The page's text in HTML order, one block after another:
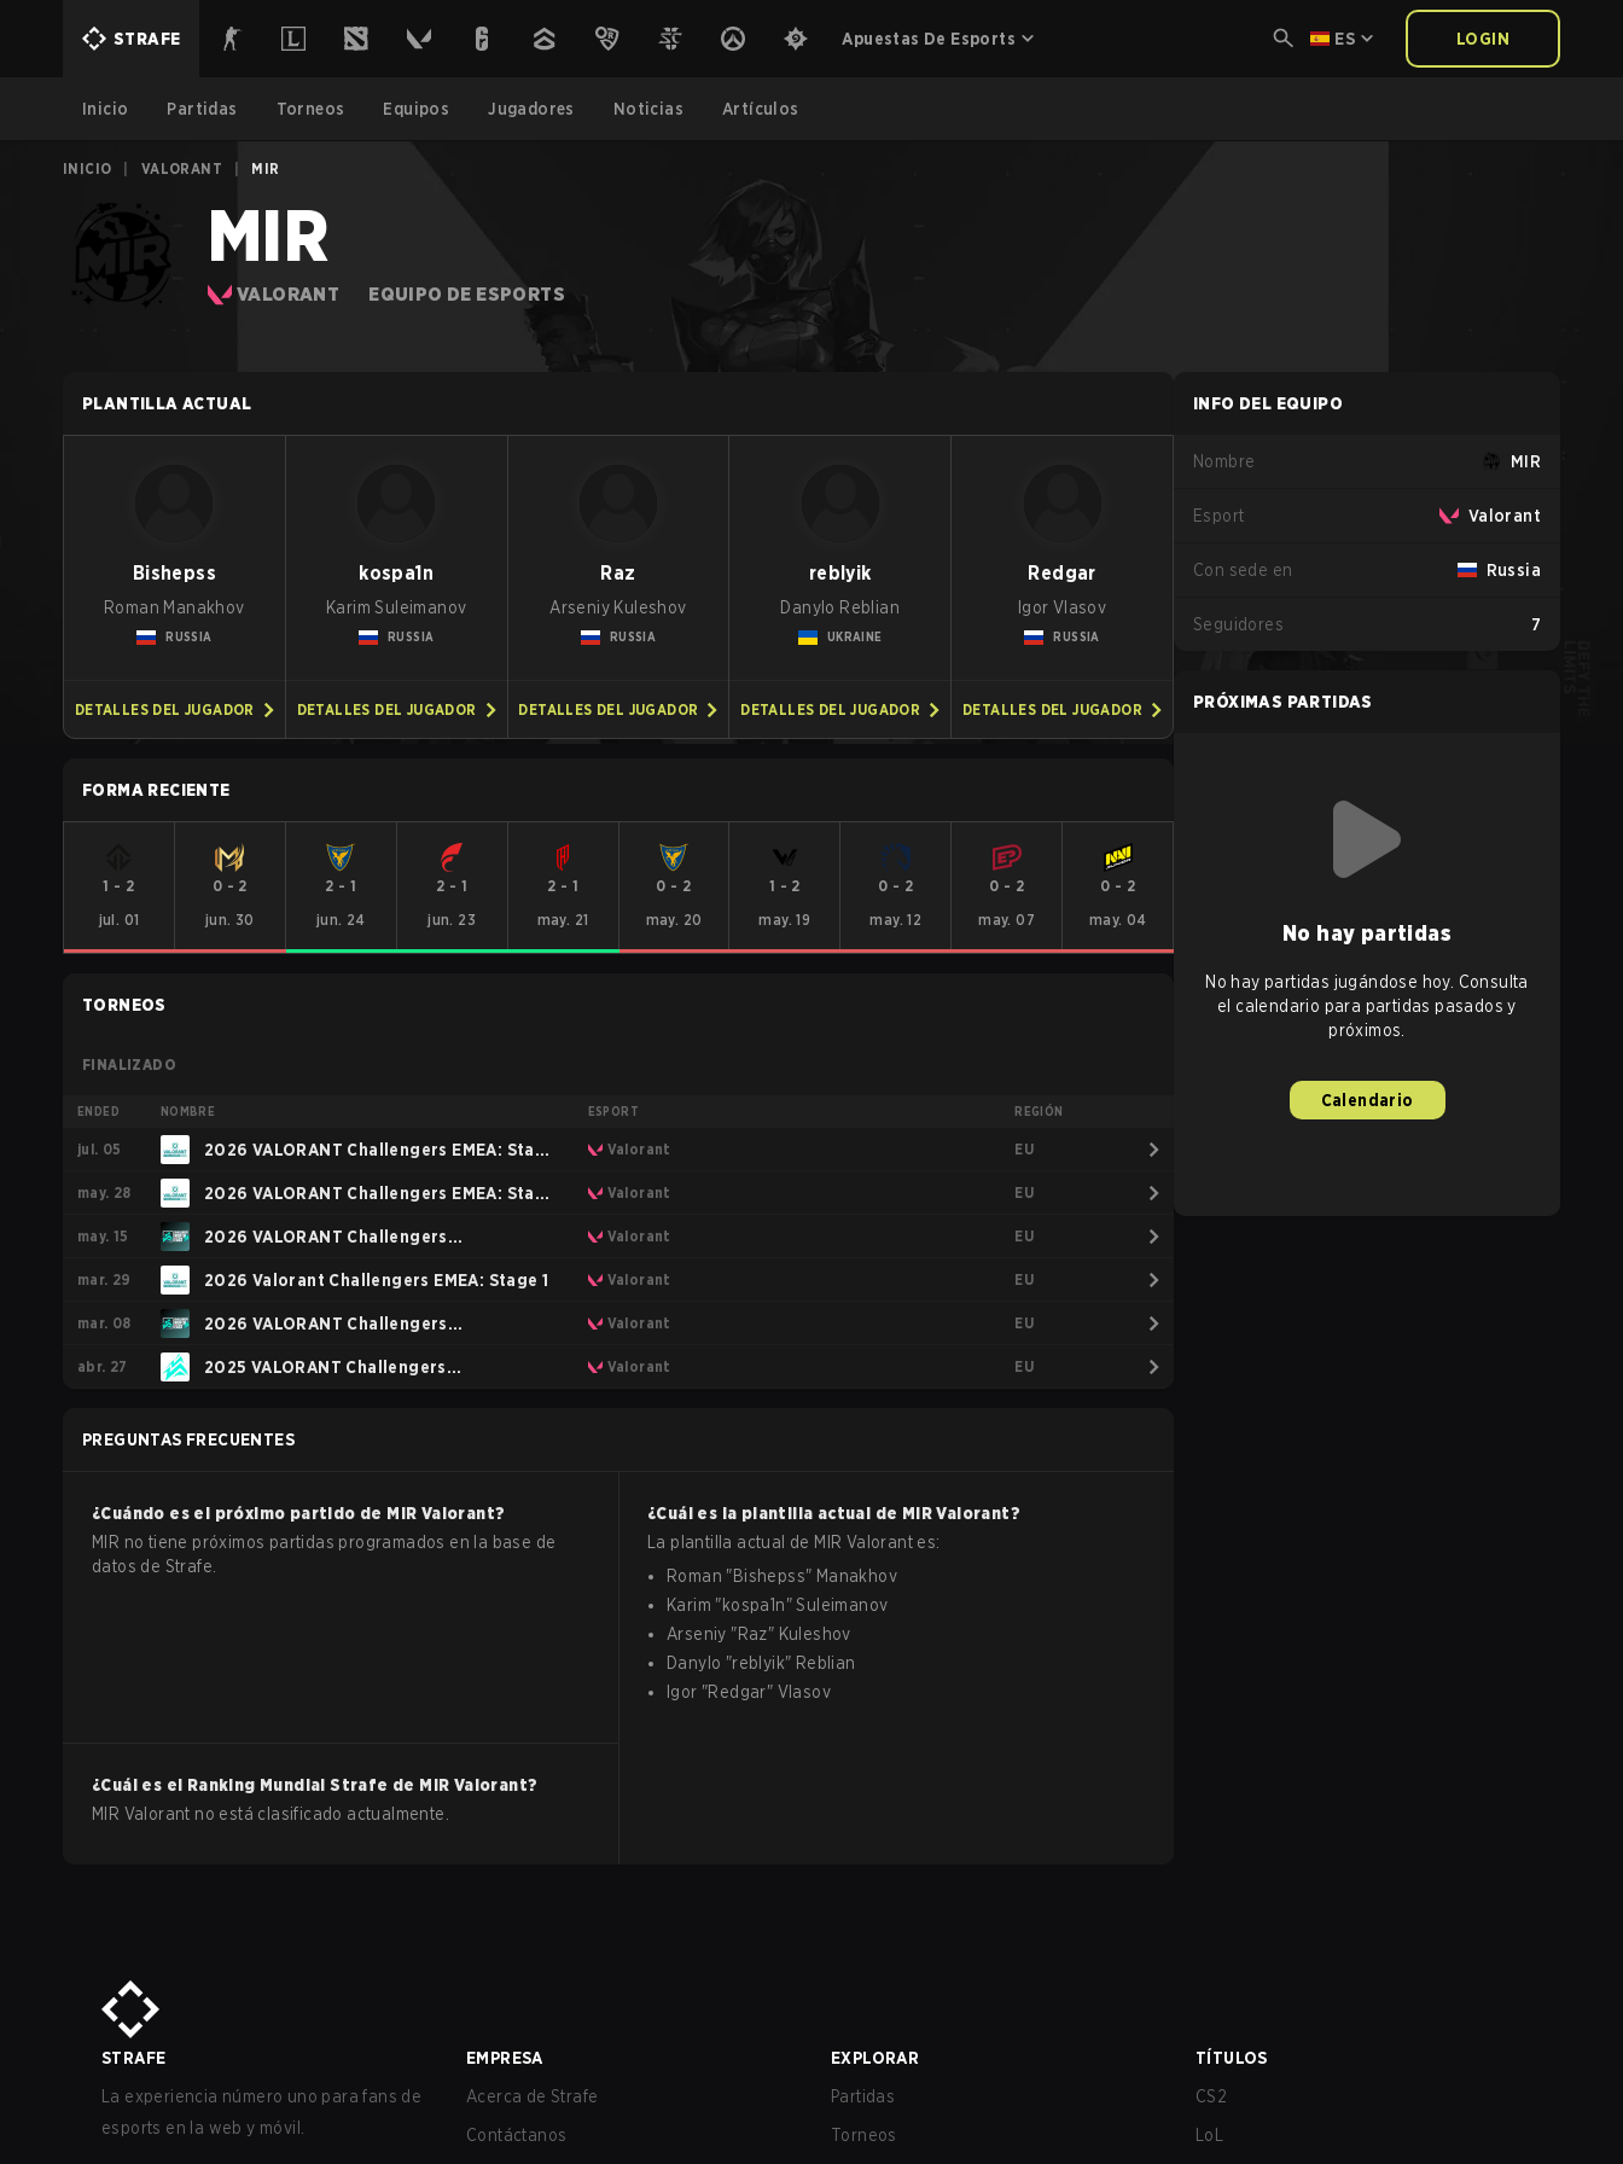
STRAFE Apuestas De Esports ES LOGIN
Inicio Partidas Torneos Equipos Jugadores Noticias Artículos
INICIO VALORANT MIR
MIR
VALORANT EQUIPO DE ESPORTS
PLANTILLA ACTUAL
Bishepss
Roman Manakhov
RUSSIA
DETALLES DEL JUGADOR
kospa1n
Karim Suleimanov
RUSSIA
DETALLES DEL JUGADOR
Raz
Arseniy Kuleshov
RUSSIA
DETALLES DEL JUGADOR
reblyik
Danylo Reblian
UKRAINE
DETALLES DEL JUGADOR
Redgar
Igor Vlasov
RUSSIA
DETALLES DEL JUGADOR
FORMA RECIENTE
1 - 2
jul. 01
0 - 2
jun. 30
2 - 1
jun. 24
2 - 1
jun. 23
2 - 1
may. 21
0 - 2
may. 20
1 - 2
may. 19
0 - 2
may. 12
0 - 2
may. 07
0 - 2
may. 04
TORNEOS
FINALIZADO
ENDED NOMBRE ESPORT REGIÓN
jul. 05 2026 VALORANT Challengers EMEA: Stage
3
Valorant EU
may. 28 2026 VALORANT Challengers EMEA: Stage
2
Valorant EU
may. 15 2026 VALORANT Challengers
NORTH//EAST: Stage 2
Valorant EU
mar. 29 2026 Valorant Challengers EMEA: Stage 1 Valorant EU
mar. 08 2026 VALORANT Challengers
NORTH//EAST: Stage 1
Valorant EU
abr. 27 2025 VALORANT Challengers Valorant EU
PREGUNTAS FRECUENTES
¿Cuándo es el próximo partido de MIR Valorant?
MIR no tiene próximos partidas programados en la base de
datos de Strafe.
¿Cuál es la plantilla actual de MIR Valorant?
La plantilla actual de MIR Valorant es:
Roman "Bishepss" Manakhov
Karim "kospa1n"Suleimanov
Arseniy "Raz" Kuleshov
Danylo "reblyik" Reblian
Igor "Redgar" Vlasov
¿Cuál es el Ranking Mundial Strafe de MIR Valorant?
MIR Valorant no está clasificado actualmente.
INFO DEL EQUIPO
Nombre MIR
Esport Valorant
Con sede en Russia
Seguidores 7
PRÓXIMAS PARTIDAS
No hay partidas
No hay partidas jugándose hoy. Consulta
el calendario para partidas pasados y
próximos.
Calendario
STRAFE
La experiencia número uno para fans de
esports en la web y móvil.
EMPRESA
Acerca de Strafe
Contáctanos
EXPLORAR
Partidas
Torneos
TÍTULOS
CS2
LoL